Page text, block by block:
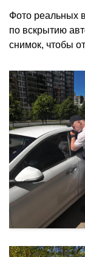
Фото реальных
по вскрытию
снимок, чтобы